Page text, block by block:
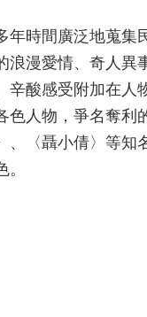
年時間廣泛地蒐集
浪漫愛情、奇人異
辛酸感受附加在人
人物，爭名奪利
、〈聶小倩〉等知
。